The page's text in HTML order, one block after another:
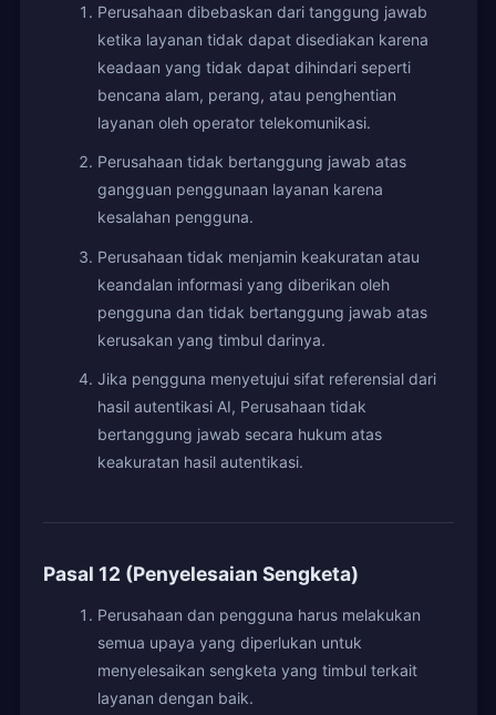
Perusahaan dibebaskan dari tanggung jawab
ketika layanan tidak dapat disediakan karena
keadaan yang tidak dapat dihindari seperti
bencana alam, perang, atau penghentian
layanan oleh operator telekomunikasi.
Perusahaan tidak bertanggung jawab atas
gangguan penggunaan layanan karena
kesalahan pengguna.
Perusahaan tidak menjamin keakuratan atau
keandalan informasi yang diberikan oleh
pengguna dan tidak bertanggung jawab atas
kerusakan yang timbul darinya.
Jika pengguna menyetujui sifat referensial dari
hasil autentikasi AI, Perusahaan tidak
bertanggung jawab secara hukum atas
keakuratan hasil autentikasi.
Pasal 12 (Penyelesaian Sengketa)
Perusahaan dan pengguna harus melakukan
semua upaya yang diperlukan untuk
menyelesaikan sengketa yang timbul terkait
layanan dengan baik.